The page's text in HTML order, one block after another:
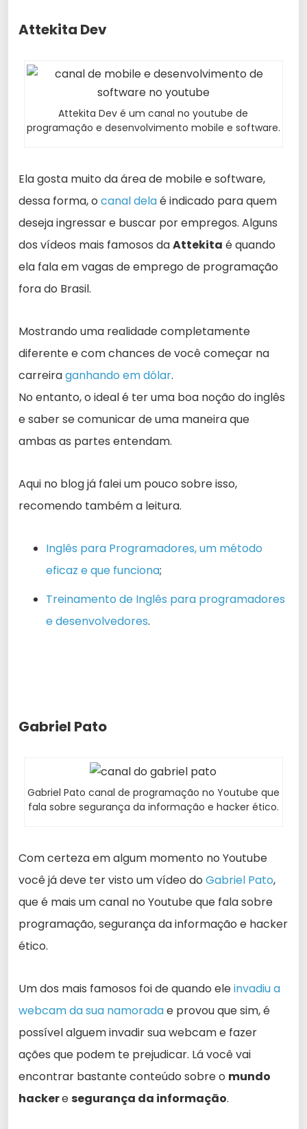
Attekita Dev
Attekita Dev é um canal no youtube de
programação e desenvolvimento mobile e software.
Ela gosta muito da área de mobile e software,
dessa forma, o canal delaé indicado para quem
deseja ingressar e buscar por empregos. Alguns
dos vídeos mais famosos daAttekita é quando
ela fala em vagas de emprego de programação
fora do Brasil.
Mostrando uma realidade completamente
diferente e com chances de você começar na
carreiraganhando em dólar.
No entanto, o ideal é ter uma boa noção do inglês
e saber se comunicar de uma maneira que
ambas as partes entendam.
Aqui no blog já falei um pouco sobre isso,
recomendo também a leitura.
Inglês para Programadores, um método
eficaz e que funciona;
Treinamento de Inglês para programadores
e desenvolvedores.
Gabriel Pato
Gabriel Pato canal de programação no Youtube que
fala sobre segurança da informação e hacker ético.
Com certeza em algum momento no Youtube
você já deve ter visto um vídeo do Gabriel Pato,
que é mais um canal no Youtube que fala sobre
programação, segurança da informação e hacker
ético.
Um dos mais famosos foi de quando eleinvadiu a
webcam da sua namoradae provou que sim, é
possível alguem invadir sua webcam e fazer
ações que podem te prejudicar. Lá você vai
encontrar bastante conteúdo sobre o mundo
hackeresegurança da informação.